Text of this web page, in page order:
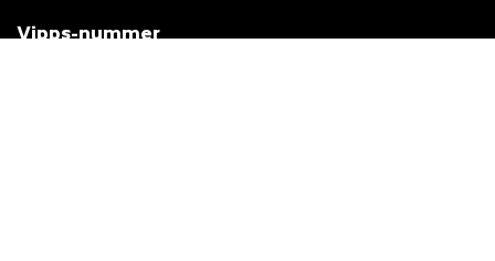
Vipps-nummer